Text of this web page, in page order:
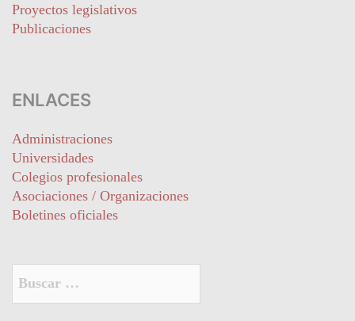
Proyectos legislativos
Publicaciones
ENLACES
Administraciones
Universidades
Colegios profesionales
Asociaciones / Organizaciones
Boletines oficiales